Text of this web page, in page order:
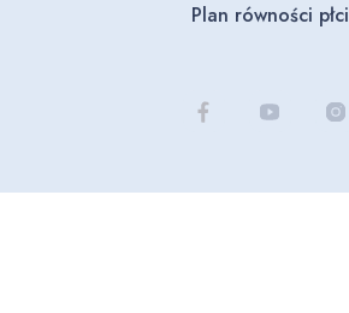
Plan równości płci